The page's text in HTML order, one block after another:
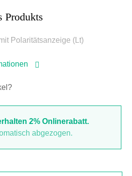
Produkts
Polaritätsanzeige (Lt)
2% Onlinerabatt.
abgezogen.